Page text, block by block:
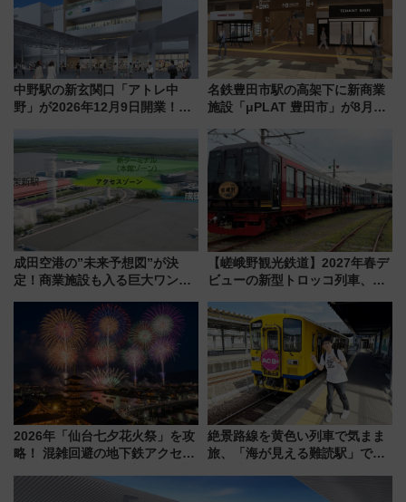
中野駅の新玄関口「アトレ中
野」が2026年12月9日開業！新
注目スポット
名鉄豊田市駅の高架下に新商業
施設「μPLAT 豊田市」が8月26
たな玄関口へ
成田空港の”未来予想図”が決
定！商業施設も入る巨大ワンタ
で新型特急が品川･羽田とを結
ぶ！ JR空港駅は2面3線化！
【嵯峨野観光鉄道】2027年春デ
ビューの新型トロッコ列車、い
は2026年で引退
2026年「仙台七夕花火祭」を攻
略！ 混雑回避の地下鉄アクセス
火前に楽しむ仙台観光ルートま
絶景路線を黄色い列車で気まま
旅、「海が見える難読駅」で幸
「新・鉄道ひとり旅」279回目